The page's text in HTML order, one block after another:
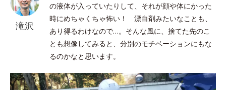
滝沢
の液体が入っていたりして、それが顔や体にかった
時にめちゃくちゃ怖い！ 漂白剤みたいなことも、
あり得るわけなので…。そんな風に、捨てた先のこ
とも想像してみると、分別のモチベーションにもな
るのかなと思います。